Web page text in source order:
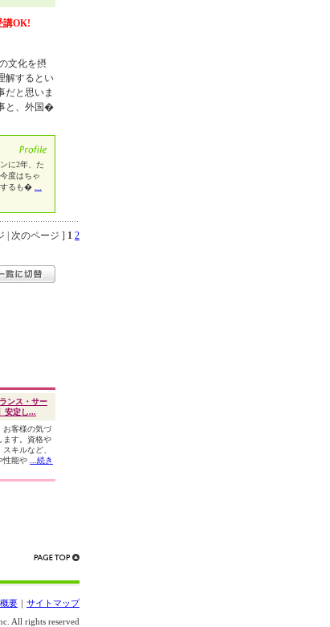
講OK!
文化を摂
解するとい
だと思いま
と、外国�
に2年、た
度はちゃ
するも�
次のページ ] 1 2
ランス・サー
安定し...
お客様の気づ
ます。資格や
キルなど、
性能や
...続き
サイトマップ
要 ｜
All rights reserved